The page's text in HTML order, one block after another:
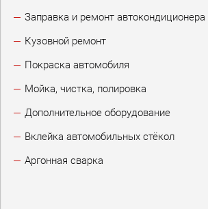
Заправка и ремонт автокондиционера
Кузовной ремонт
Покраска автомобиля
Мойка, чистка, полировка
Дополнительное оборудование
Вклейка автомобильных стёкол
Аргонная сварка